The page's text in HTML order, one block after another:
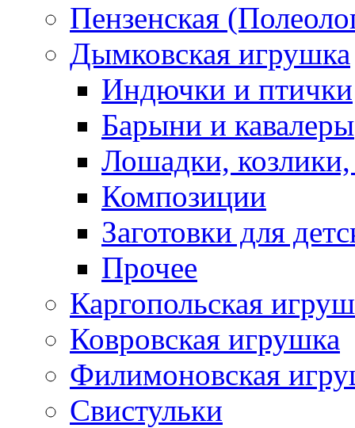
Пензенская
Дымковская игрушка
Индючки и птички
Барыни и кавалеры
Лошадки,
Композиции
Заготовки для
Прочее
Каргопольская
Ковровская игрушка
Филимоновская
Свистульки